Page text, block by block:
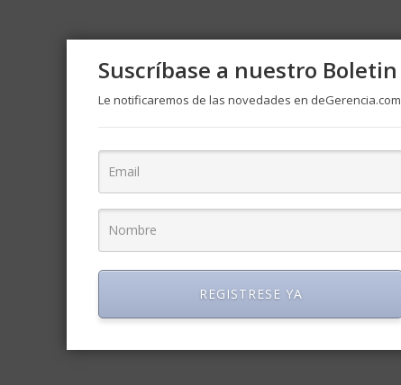
Suscríbase a nuestro Boletin
Le notificaremos de las novedades en deGerencia.com
REGISTRESE YA